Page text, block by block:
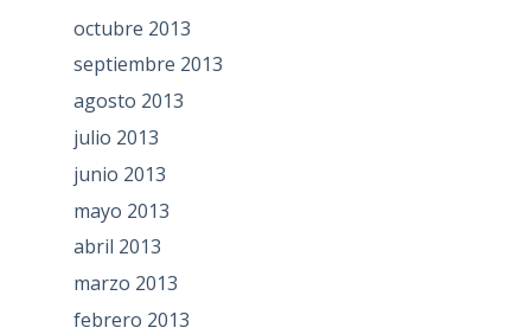
octubre 2013
septiembre 2013
agosto 2013
julio 2013
junio 2013
mayo 2013
abril 2013
marzo 2013
febrero 2013